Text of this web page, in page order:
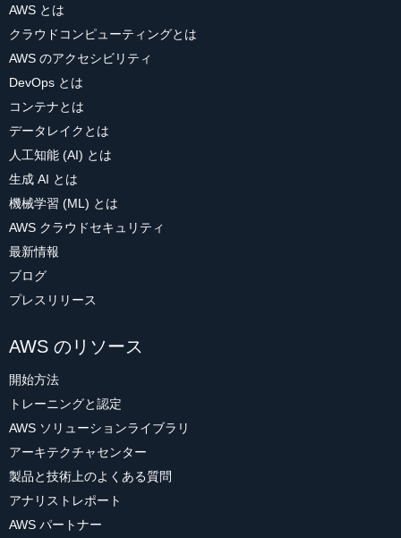
AWS とは
クラウドコンピューティングとは
AWS のアクセシビリティ
DevOps とは
コンテナとは
データレイクとは
人工知能 (AI) とは
生成 AI とは
機械学習 (ML) とは
AWS クラウドセキュリティ
最新情報
ブログ
プレスリリース
AWS のリソース
開始方法
トレーニングと認定
AWS ソリューションライブラリ
アーキテクチャセンター
製品と技術上のよくある質問
アナリストレポート
AWS パートナー